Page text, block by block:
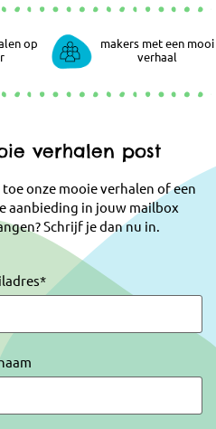
op
makers met een mooi
verhaal
verhalen post
onze mooie verhalen of een
aanbieding in jouw mailbox
Schrijf je dan nu in.
*